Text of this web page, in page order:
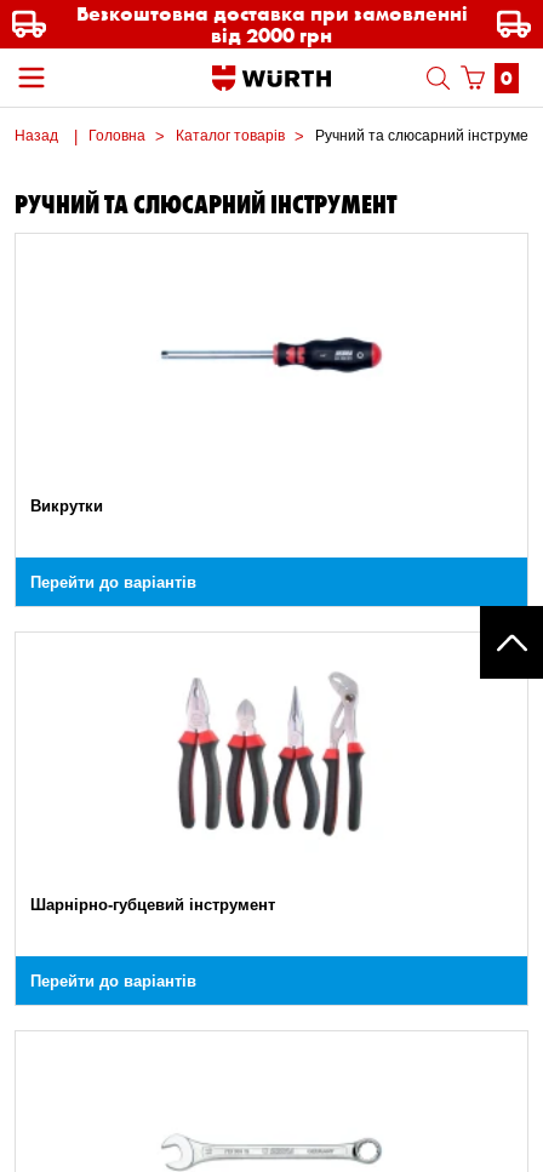
Безкоштовна доставка при замовленні
від 2000 грн
0
Назад Головна Каталог товарів Ручний та слюсарний інструмент
РУЧНИЙ ТА СЛЮСАРНИЙ ІНСТРУМЕНТ
Викрутки
Перейти до варіантів
Шарнірно-губцевий інструмент
Перейти до варіантів